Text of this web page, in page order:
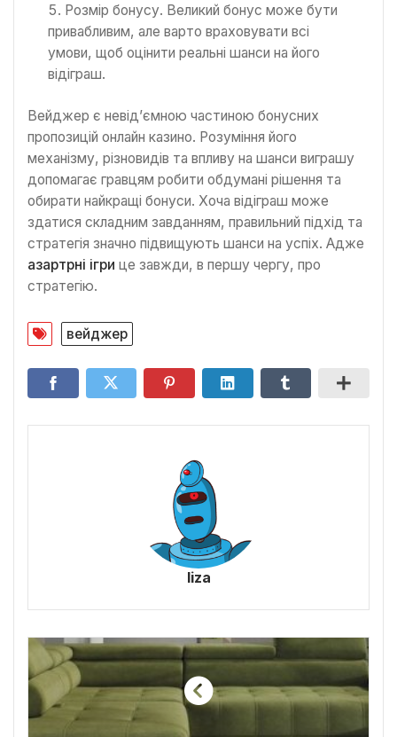
Розмір бонусу. Великий бонус може бути
привабливим, але варто враховувати всі
умови, щоб оцінити реальні шанси на його
відіграш.
Вейджер є невід’ємною частиною бонусних
пропозицій онлайн казино. Розуміння його
механізму, різновидів та впливу на шанси виграшу
допомагає гравцям робити обдумані рішення та
обирати найкращі бонуси. Хоча відіграш може
здатися складним завданням, правильний підхід та
стратегія значно підвищують шанси на успіх. Адже
азартрні ігри це завжди, в першу чергу, про
стратегію.
вейджер
liza